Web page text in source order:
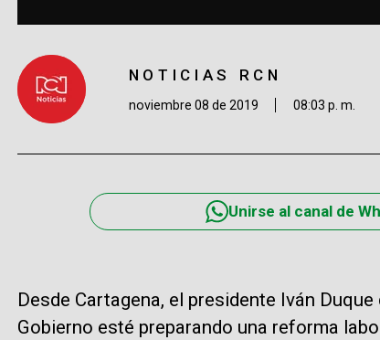
NOTICIAS RCN
noviembre 08 de 2019 08:03 p. m.
Unirse al canal de
Desde Cartagena, el presidente Iván
Gobierno esté preparando una reforma